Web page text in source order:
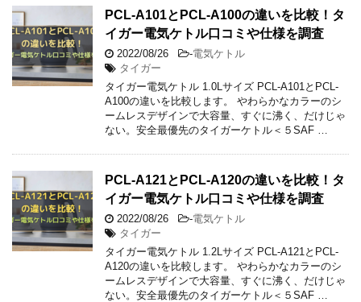
PCL-A101とPCL-A100の違いを比較！タ
イガー電気ケトル口コミや仕様を調査
2022/08/26 -電気ケトル
タイガー
タイガー電気ケトル 1.0Lサイズ PCL-A101とPCL-
A100の違いを比較します。 やわらかなカラーのシ
ームレスデザインで大容量、すぐに沸く、だけじゃ
ない。安全最優先のタイガーケトル＜５SAF …
PCL-A121とPCL-A120の違いを比較！タ
イガー電気ケトル口コミや仕様を調査
2022/08/26 -電気ケトル
タイガー
タイガー電気ケトル 1.2Lサイズ PCL-A121とPCL-
A120の違いを比較します。 やわらかなカラーのシ
ームレスデザインで大容量、すぐに沸く、だけじゃ
ない。安全最優先のタイガーケトル＜５SAF …